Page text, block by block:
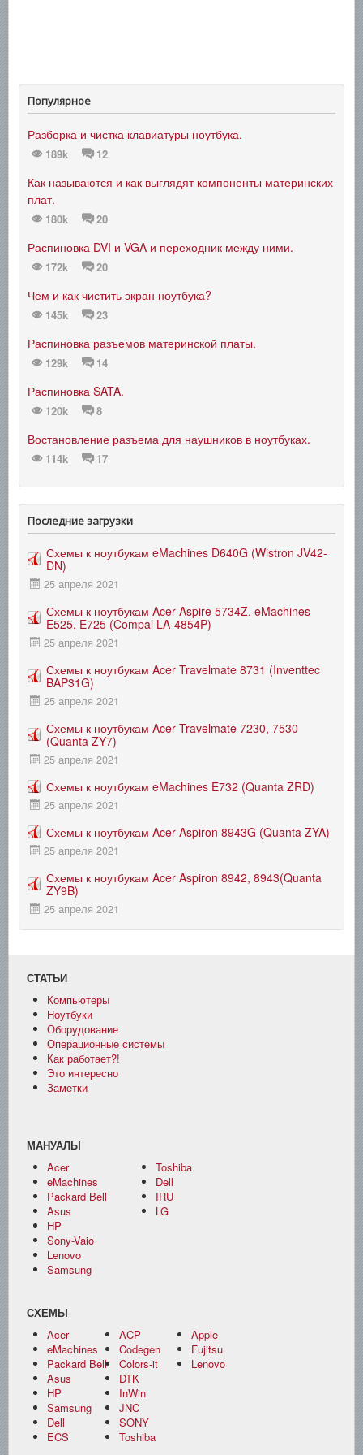
Популярное
Разборка и чистка клавиатуры ноутбука.
189k 12
Как называются и как выглядят компоненты материнских
плат.
180k 20
Распиновка DVI и VGA и переходник между ними.
172k 20
Чем и как чистить экран ноутбука?
145k 23
Распиновка разъемов материнской платы.
129k 14
Распиновка SATA.
120k 8
Востановление разъема для наушников в ноутбуках.
114k 17
Последние загрузки
Схемы к ноутбукам eMachines D640G (Wistron JV42-
DN)
25 апреля 2021
Схемы к ноутбукам Acer Aspire 5734Z, eMachines
E525, E725 (Compal LA-4854P)
25 апреля 2021
Схемы к ноутбукам Acer Travelmate 8731 (Inventtec
BAP31G)
25 апреля 2021
Схемы к ноутбукам Acer Travelmate 7230, 7530
(Quanta ZY7)
25 апреля 2021
Схемы к ноутбукам eMachines E732 (Quanta ZRD)
25 апреля 2021
Схемы к ноутбукам Acer Aspiron 8943G (Quanta ZYA)
25 апреля 2021
Схемы к ноутбукам Acer Aspiron 8942, 8943(Quanta
ZY9B)
25 апреля 2021
СТАТЬИ
Компьютеры
Ноутбуки
Оборудование
Операционные системы
Как работает?!
Это интересно
Заметки
МАНУАЛЫ
Acer
eMachines
Packard Bell
Asus
HP
Sony-Vaio
Lenovo
Samsung
Toshiba
Dell
IRU
LG
СХЕМЫ
Acer
eMachines
Packard Bell
Asus
HP
Samsung
Dell
ECS
ACP
Codegen
Colors-it
DTK
InWin
JNC
SONY
Toshiba
Apple
Fujitsu
Lenovo